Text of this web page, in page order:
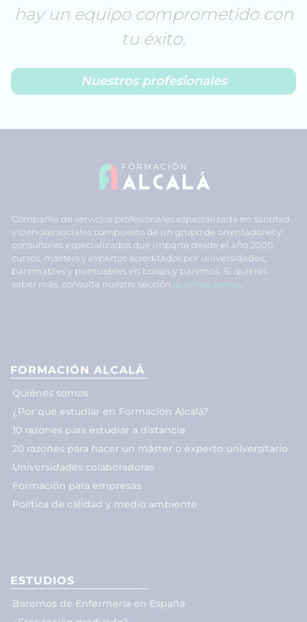
hay un equipo comprometido con
tu éxito.
Nuestros profesionales
Compañía de servicios profesionales especializada en sanidad
y ciencias sociales compuesto de un grupo de orientadores y
consultores especializados que imparte desde el año 2000
cursos, másters y expertos acreditados por universidades,
baremables y puntuables en bolsas y baremos. Si quieres
saber más, consulta nuestra sección quiénes somos
FORMACIÓN ALCALÁ
Quiénes somos
¿Por qué estudiar en Formación Alcalá?
10 razones para estudiar a distancia
20 razones para hacer un máster o experto universitario
Universidades colaboradoras
Formación para empresas
Política de calidad y medio ambiente
ESTUDIOS
Baremos de Enfermería en España